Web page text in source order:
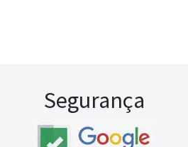
Segurança